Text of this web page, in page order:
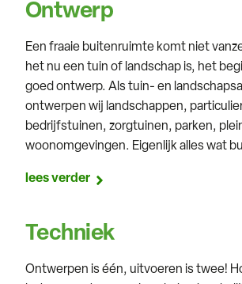
Ontwerp
Een fraaie buitenruimte komt niet
het nu een tuin of landschap is, het
goed ontwerp. Als tuin- en
ontwerpen wij landschappen,
bedrijfstuinen, zorgtuinen, parken,
woonomgevingen. Eigenlijk alles wat
lees verder
Techniek
Ontwerpen is één, uitvoeren is twee!